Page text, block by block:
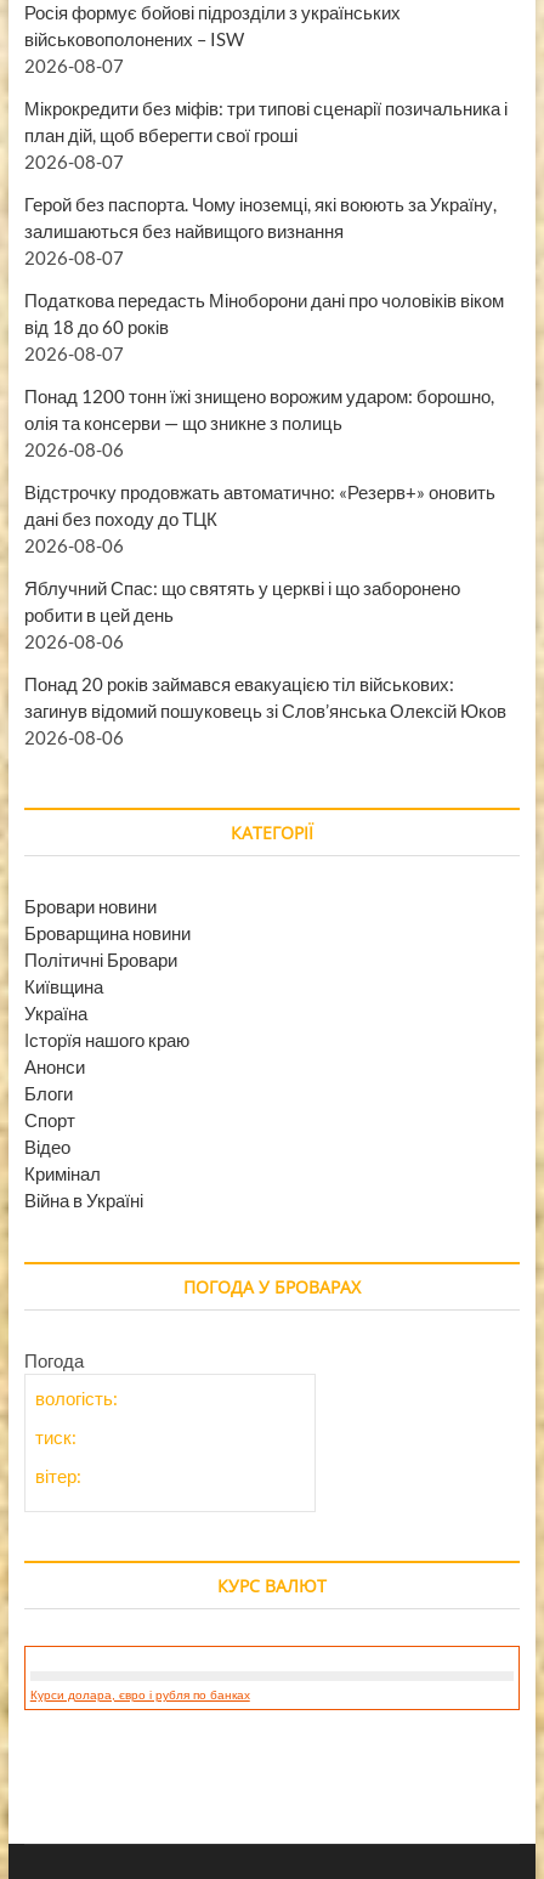
Росія формує бойові підрозділи з українських
військовополонених – ISW
2026-08-07
Мікрокредити без міфів: три типові сценарії позичальника і
план дій, щоб вберегти свої гроші
2026-08-07
Герой без паспорта. Чому іноземці, які воюють за Україну,
залишаються без найвищого визнання
2026-08-07
Податкова передасть Міноборони дані про чоловіків віком
від 18 до 60 років
2026-08-07
Понад 1200 тонн їжі знищено ворожим ударом: борошно,
олія та консерви — що зникне з полиць
2026-08-06
Відстрочку продовжать автоматично: «Резерв+» оновить
дані без походу до ТЦК
2026-08-06
Яблучний Спас: що святять у церкві і що заборонено
робити в цей день
2026-08-06
Понад 20 років займався евакуацією тіл військових:
загинув відомий пошуковець зі Слов’янська Олексій Юков
2026-08-06
КАТЕГОРІЇ
Бровари новини
Броварщина новини
Політичні Бровари
Київщина
Україна
Історїя нашого краю
Анонси
Блоги
Спорт
Відео
Кримінал
Війна в Україні
ПОГОДА У БРОВАРАХ
Погода
вологість:
тиск:
вітер:
КУРС ВАЛЮТ
Курси долара, євро і рубля по банках